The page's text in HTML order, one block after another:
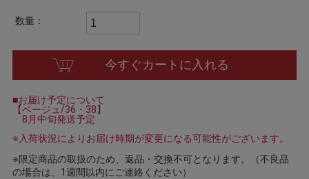
数量：
今すぐカートに入れる
■お届け予定について
【ベージュ/36・38】
8月中旬発送予定
※入荷状況によりお届け時期が変更になる可能性がございます。
※限定商品の取扱のため、返品・交換不可となります。（不良品
の場合は、1週間以内にご連絡ください）